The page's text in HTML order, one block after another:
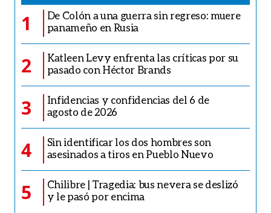
1
De Colón a una guerra sin regreso: muere
panameño en Rusia
2
Katleen Levy enfrenta las críticas por su
pasado con Héctor Brands
3
Infidencias y confidencias del 6 de
agosto de 2026
4
Sin identificar los dos hombres son
asesinados a tiros en Pueblo Nuevo
5
Chilibre | Tragedia: bus nevera se deslizó
y le pasó por encima